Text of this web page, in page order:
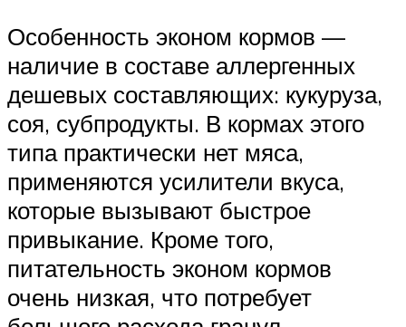
Особенность эконом кормов —
наличие в составе аллергенных
дешевых составляющих: кукуруза,
соя, субпродукты. В кормах этого
типа практически нет мяса,
применяются усилители вкуса,
которые вызывают быстрое
привыкание. Кроме того,
питательность эконом кормов
очень низкая, что потребует